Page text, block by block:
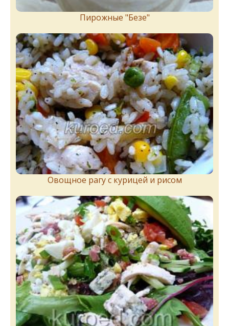
Пирожныe "Бeзe"
Овощное рагу с курицей и рисом